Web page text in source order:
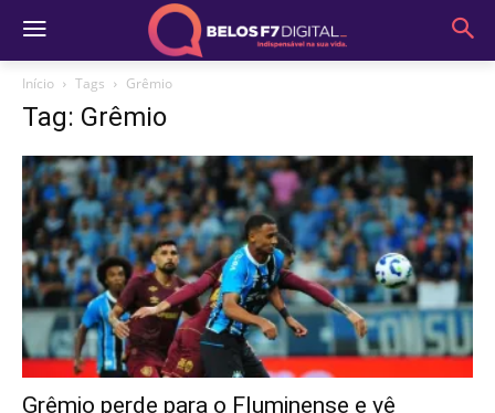
Início Tags Grêmio
Tag: Grêmio
Grêmio perde para o Fluminense e vê